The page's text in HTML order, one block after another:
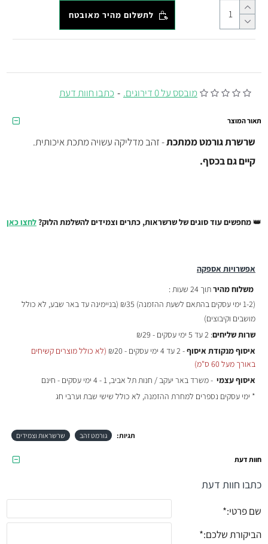
מובסס על 0 דירוגים. - כתבו חוות דעת
לתשלום מהיר מאובטח
אפשרויות אספקה
משלוח מהירתוך 24 שעות :
(1-2 ימי עסקים בהתאם לשעת ההזמנה)
₪35 (בניימינה עד באר שבע, לא כולל
מושבים וקיבוצים)
שרות שליחים: 2 עד 5 ימי עסקים - ₪29
איסוף מנקודת איסוף- 2 עד 4 ימי עסקים - ₪20
(לא כולל מוצרים קשיחים
באורך מעל 60 ס"מ)
איסוף עצמי - משרד באר יעקב / חנות תל אביב, 1 - 4 ימי עסקים - חינם
* ימי עסקים נספרים למחרת ההזמנה, לא כולל שישי שבת וערבי חג
👑מחפשים עוד סוגים של שרשראות, כתרים וצמידים להשלמת הלוק?לחצו כאן
תאור המוצר
שרשרת גורמט ממתכת- זהב מדליקה עשויה מתכת איכותית.
קיים גם בכסף.
תגיות: גורמט זהב שרשראות וצמידים
חוות דעת
כתבו חוות דעת
שם פרטי:
הביקורת שלכם: